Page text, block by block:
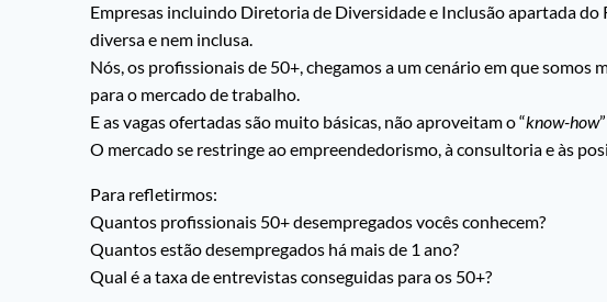
Empresas incluindo Diretoria de Diversidade e Inclusão apartada do
diversa e nem inclusa.
Nós, os profissionais de 50+, chegamos a um cenário em que
para o mercado de trabalho.
E as vagas ofertadas são muito básicas, não aproveitam o “know-how
O mercado se restringe ao empreendedorismo, à consultoria e às
Para refletirmos:
Quantos profissionais 50+ desempregados vocês conhecem?
Quantos estão desempregados há mais de 1 ano?
Qual é a taxa de entrevistas conseguidas para os 50+?